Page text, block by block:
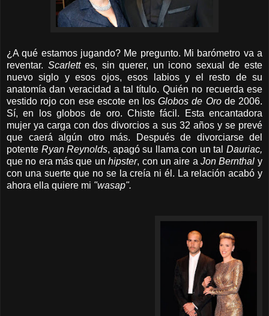
¿A qué estamos jugando? Me pregunto. Mi barómetro va a
reventar. Scarlettes, sin querer, un icono sexual de este
nuevo siglo y esos ojos, esos labios y el resto de su
anatomía dan veracidad a tal título. Quién no recuerda ese
vestido rojo con ese escote en losGlobos de Orode 2006.
Sí, en los globos de oro. Chiste fácil. Esta encantadora
mujer ya carga con dos divorcios a sus 32 años y se prevé
que caerá algún otro más. Después de divorciarse del
potente Ryan Reynolds, apagó su llama con un talDauriac,
que no era más que unhipster, con un aire a Jon Bernthal y
con una suerte que no se la creía ni él. La relación acabó y
ahora ella quiere mi "wasap".